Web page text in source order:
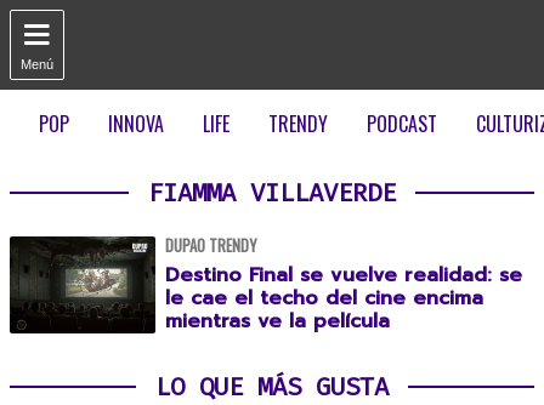

Menú
POP INNOVA LIFE TRENDY PODCAST
FIAMMA VILLAVERDE
DUPAO TRENDY
Destino Final se vuelve realidad: se
le cae el techo del cine encima
mientras ve la película
LO QUE MÁS GUSTA